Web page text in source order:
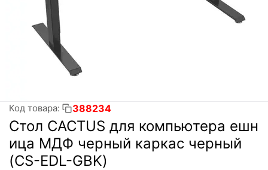
Код товара: 388234
Стол CACTUS для компьютера ешн
ица МДФ черный каркас черный
(CS-EDL-GBK)